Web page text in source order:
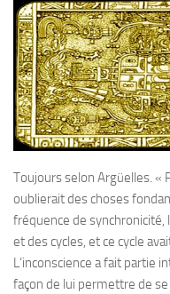
Toujours selon Argüelles. «
oublierait des choses
fréquence de
et des cycles, et ce cycle
L’inconscience a fait partie
façon de lui permettre de